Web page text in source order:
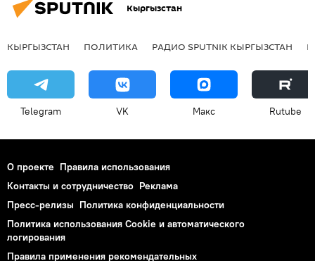
Партия "Бутун Кыргызстан Эмгек"
Парламентские выборы 2015 года
Партия "Онугуу-Прогресс"
дебаты
Кыргызстан
КЫРГЫЗСТАН ПОЛИТИКА РАДИО SPUTNIK КЫРГЫЗСТАН
Telegram VK Макс Rutube
О проекте Правила использования
Контакты и сотрудничество Реклама
Пресс-релизы Политика конфиденциальности
Политика использования Cookie и автоматического
логирования
Правила применения рекомендательных